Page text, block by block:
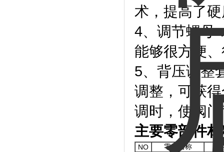
术，提高了
4、调节螺母
能够很方便
5、背压调整
调整，可获
调时，使阀
主要零部件
NO 零件名称